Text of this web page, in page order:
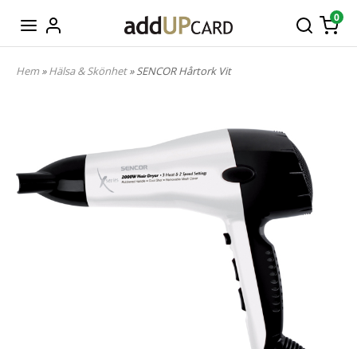
0
Hem»Hälsa & Skönhet» SENCOR Hårtork Vit